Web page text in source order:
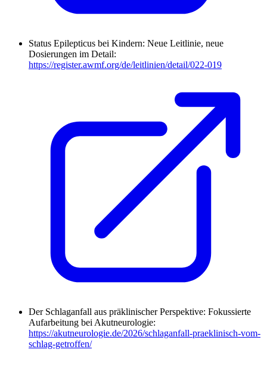
Status Epilepticus bei Kindern: Neue Leitlinie, neue
Dosierungen im Detail:
https://register.awmf.org/de/leitlinien/detail/022-019
Der Schlaganfall aus präklinischer Perspektive: Fokussierte
Aufarbeitung bei Akutneurologie:
https://akutneurologie.de/2026/schlaganfall-praeklinisch-vom-
schlag-getroffen/